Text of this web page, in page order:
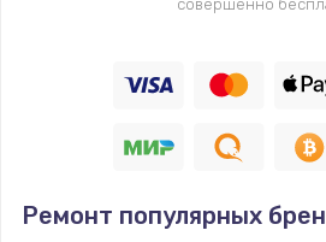
1400 руб.
880 руб.
совершенно
Ремонт популярных